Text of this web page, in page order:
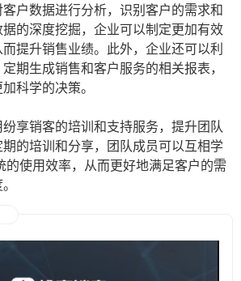
户数据进行分析，识别客户的需求和
的深度挖掘，企业可以制定更加有效
提升销售业绩。此外，企业还可以利
期生成销售和客户服务的相关报表，
科学的决策。
享销客的培训和支持服务，提升团队
的培训和分享，团队成员可以互相学
的使用效率，从而更好地满足客户的需